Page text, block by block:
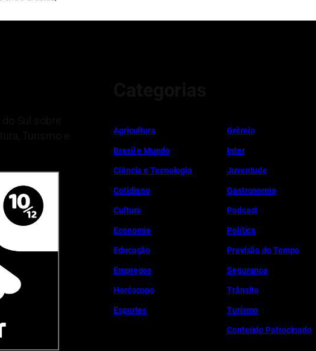
Agricultura
Brasil e Mundo
Ciência e Tecnologia
Cotidiano
Cultura
Economia
Educação
Empregos
Horóscopo
Esportes
Grêmio
Inter
Juventude
Gastronomia
Podcast
Política
Previsão do Tempo
Segurança
Trânsito
Turismo
Conteúdo Patrocinado